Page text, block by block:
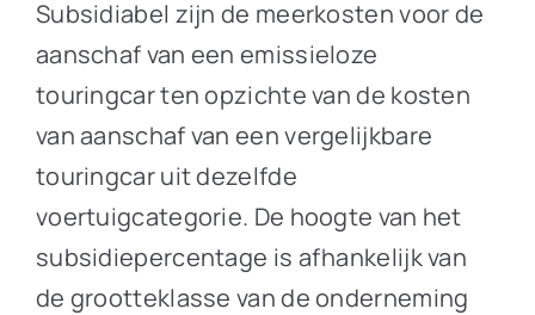
Subsidiabel zijn de meerkosten voor de
aanschaf van een emissieloze
touringcar ten opzichte van de kosten
van aanschaf van een vergelijkbare
touringcar uit dezelfde
voertuigcategorie. De hoogte van het
subsidiepercentage is afhankelijk van
de grootteklasse van de onderneming